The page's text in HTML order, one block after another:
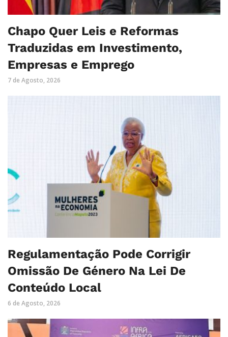
Chapo Quer Leis e Reformas
Traduzidas em Investimento,
Empresas e Emprego
7 de Agosto, 2026
Regulamentação Pode Corrigir
Omissão De Género Na Lei De
Conteúdo Local
6 de Agosto, 2026